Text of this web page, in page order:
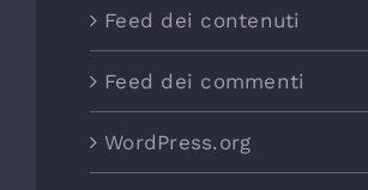
Feed dei contenuti
Feed dei commenti
WordPress.org